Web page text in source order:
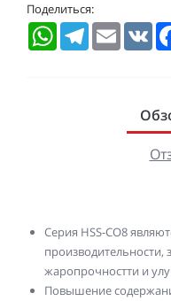
Поделиться:
WhatsAppTelegramEmail VK
Серия HSS-CO8
жаропрочностти и
Повышение